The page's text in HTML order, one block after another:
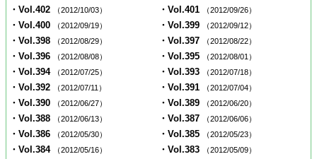
・Vol.402 （2012/10/03） ・Vol.401 （2012/09/26）
・Vol.400 （2012/09/19） ・Vol.399 （2012/09/12）
・Vol.398 （2012/08/29） ・Vol.397 （2012/08/22）
・Vol.396 （2012/08/08） ・Vol.395 （2012/08/01）
・Vol.394 （2012/07/25） ・Vol.393 （2012/07/18）
・Vol.392 （2012/07/11） ・Vol.391 （2012/07/04）
・Vol.390 （2012/06/27） ・Vol.389 （2012/06/20）
・Vol.388 （2012/06/13） ・Vol.387 （2012/06/06）
・Vol.386 （2012/05/30） ・Vol.385 （2012/05/23）
・Vol.384 （2012/05/16） ・Vol.383 （2012/05/09）